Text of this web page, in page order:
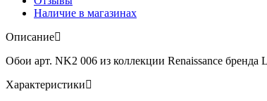
Наличие в магазинах
Описание
Обои арт. NK2 006 из коллекции Renaissance бренда
Характеристики